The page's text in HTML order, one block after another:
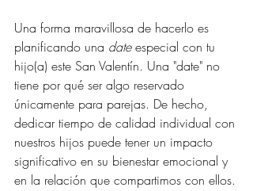
Una forma maravillosa de hacerlo es
planificando una date especial con tu
hijo(a) este San Valentín. Una "date" no
tiene por qué ser algo reservado
únicamente para parejas. De hecho,
dedicar tiempo de calidad individual con
nuestros hijos puede tener un impacto
significativo en su bienestar emocional y
en la relación que compartimos con ellos.